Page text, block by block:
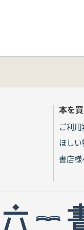
本を
ご利
ほし
書店様